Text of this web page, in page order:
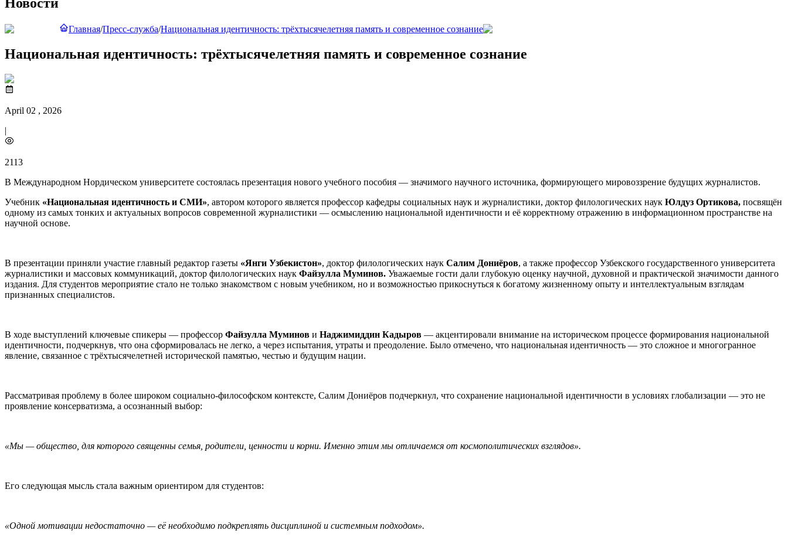
Новости
Главная/Пресс-служба/Национальная идентичность: трёхтысячелетняя память и современное сознание
Национальная идентичность: трёхтысячелетняя память и современное сознание
April 02 , 2026
|
2113
В Международном Нордическом университете состоялась презентация нового учебного пособия — значимого научного источника, формирующего мировоззрение будущих журналистов.
Учебник «Национальная идентичность и СМИ», автором которого является профессор кафедры социальных наук и журналистики, доктор филологических наук Юлдуз Ортикова, посвящён
одному из самых тонких и актуальных вопросов современной журналистики — осмыслению национальной идентичности и её корректному отражению в информационном пространстве на
научной основе.
В презентации приняли участие главный редактор газеты «Янги Узбекистон», доктор филологических наук Салим Дониёров, а также профессор Узбекского государственного университета
журналистики и массовых коммуникаций, доктор филологических наук Файзулла Муминов. Уважаемые гости дали глубокую оценку научной, духовной и практической значимости данного
издания. Для студентов мероприятие стало не только знакомством с новым учебником, но и возможностью прикоснуться к богатому жизненному опыту и интеллектуальным взглядам
признанных специалистов.
В ходе выступлений ключевые спикеры — профессор Файзулла Муминов и Наджимиддин Кадыров — акцентировали внимание на историческом процессе формирования национальной
идентичности, подчеркнув, что она сформировалась не легко, а через испытания, утраты и преодоление. Было отмечено, что национальная идентичность — это сложное и многогранное
явление, связанное с трёхтысячелетней исторической памятью, честью и будущим нации.
Рассматривая проблему в более широком социально-философском контексте, Салим Дониёров подчеркнул, что сохранение национальной идентичности в условиях глобализации — это не
проявление консерватизма, а осознанный выбор:
«Мы — общество, для которого священны семья, родители, ценности и корни. Именно этим мы отличаемся от космополитических взглядов».
Его следующая мысль стала важным ориентиром для студентов:
«Одной мотивации недостаточно — её необходимо подкреплять дисциплиной и системным подходом».